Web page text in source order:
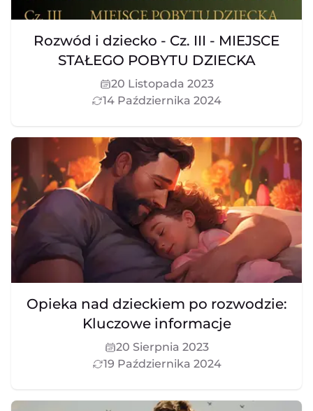
Rozwód i dziecko - Cz. III - MIEJSCE
STAŁEGO POBYTU DZIECKA
20 Listopada 2023
14 Października 2024
Opieka nad dzieckiem po rozwodzie:
Kluczowe informacje
20 Sierpnia 2023
19 Października 2024